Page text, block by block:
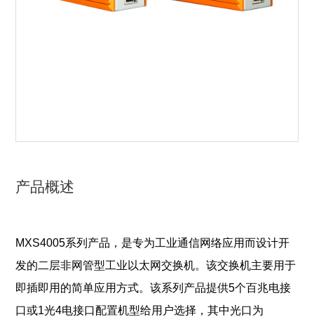
产品概述
MXS4005系列产品，是专为工业通信网络应用而设计开
发的二层非网管型工业以太网交换机。该交换机主要用于
即插即用的简单应用方式。该系列产品提供5个百兆电接
口或1光4电接口配置机型给用户选择，其中光口为